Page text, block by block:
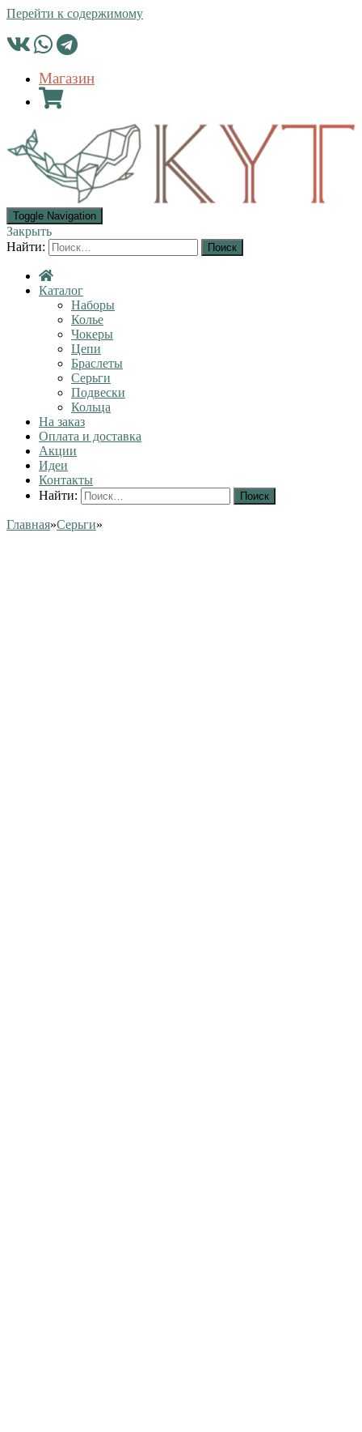
Перейти к содержимому
Магазин
Toggle Navigation
Закрыть
Найти:
Каталог
Наборы
Колье
Чокеры
Цепи
Браслеты
Серьги
Подвески
Кольца
На заказ
Оплата и доставка
Акции
Идеи
Контакты
Найти:
Главная»Серьги»